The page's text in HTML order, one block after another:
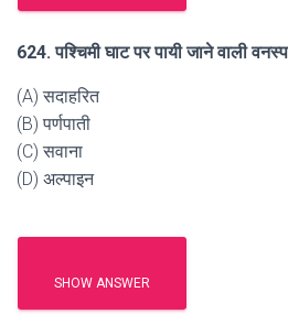
624. पश्चिमी घाट पर पायी जाने वाली
(A) सदाहरित
(B) पर्णपाती
(C) सवाना
(D) अल्पाइन
SHOW ANSWER